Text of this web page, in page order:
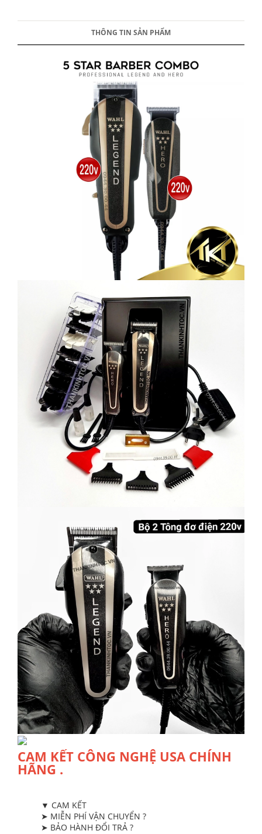
THÔNG TIN SẢN PHẨM
CAM KẾT CÔNG NGHỆ USA CHÍNH
HÃNG .
▼ CAM KẾT
➤ MIỄN PHÍ VẬN CHUYỂN ?
➤ BẢO HÀNH ĐỔI TRẢ ?